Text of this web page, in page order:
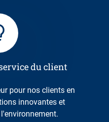
du client
innovantes et